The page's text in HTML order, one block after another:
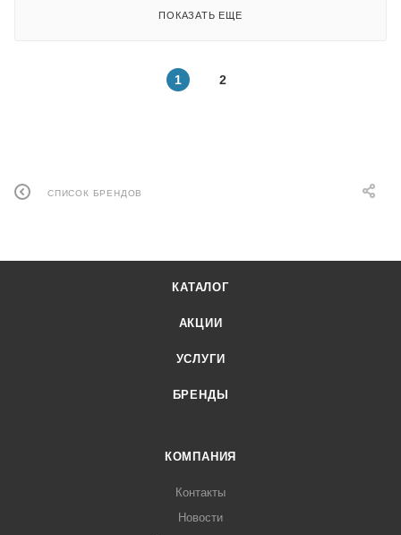
ПОКАЗАТЬ ЕЩЕ
1 2
СПИСОК БРЕНДОВ
КАТАЛОГ
АКЦИИ
УСЛУГИ
БРЕНДЫ
КОМПАНИЯ
Контакты
Новости